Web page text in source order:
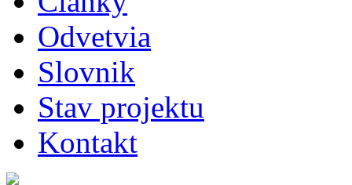
Odvetvia
Slovnik
Stav projektu
Kontakt